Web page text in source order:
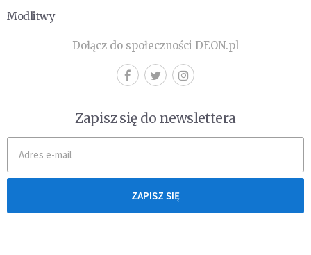
Modlitwy
Dołącz do społeczności DEON.pl
Zapisz się do newslettera
ZAPISZ SIĘ